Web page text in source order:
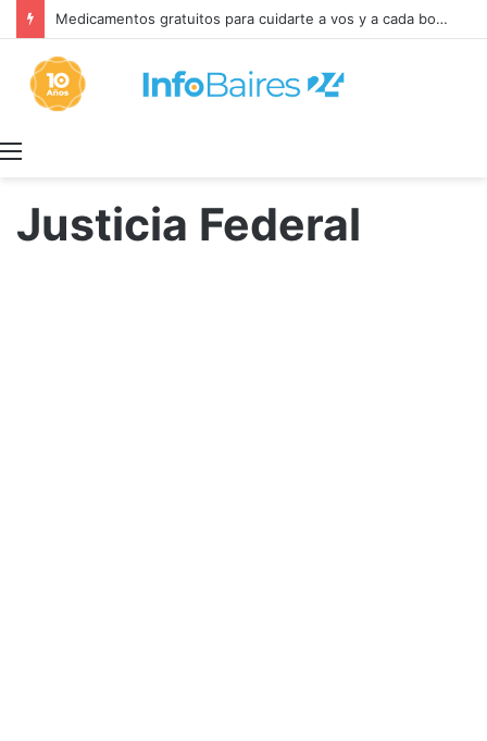
Medicamentos gratuitos para cuidarte a vos y a cada bonaerense
Justicia Federal